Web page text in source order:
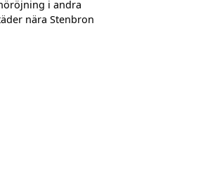
i andra
nära Stenbron